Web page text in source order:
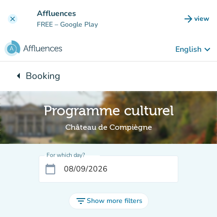
clear Affluences
FREE – Google Play arrow_forward view
(new
English keyboard_arrow_down
arrow_leftBack to:
Booking
Programme culturel
Château de Compiègne
For which day?
calendar_today
filter_listShow more filters